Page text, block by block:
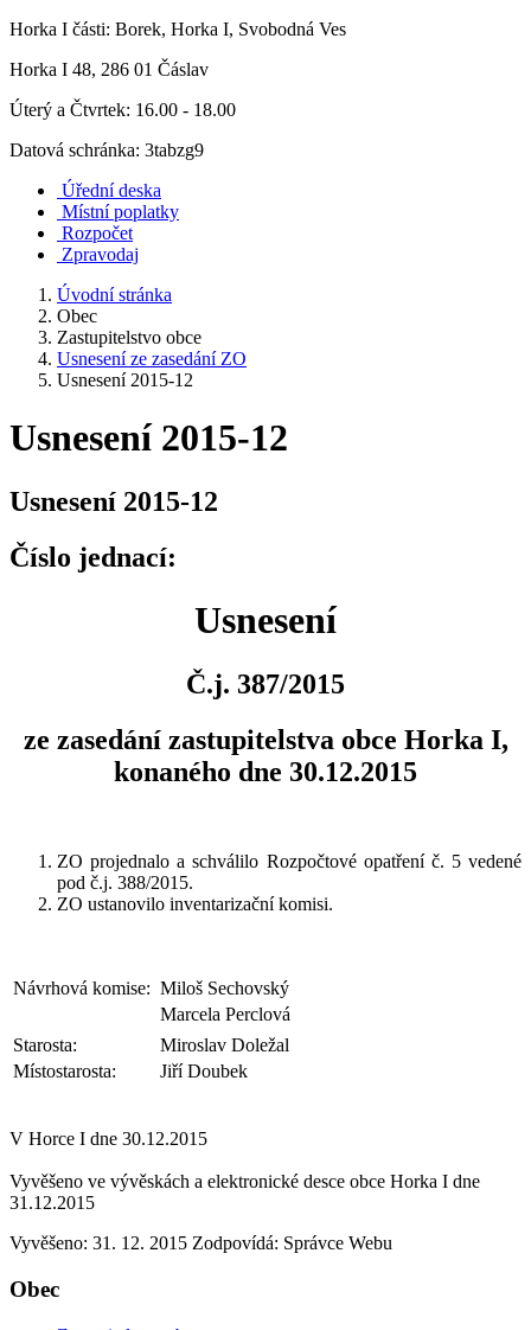
Horka I části: Borek, Horka I, Svobodná Ves
Horka I 48, 286 01 Čáslav
Úterý a Čtvrtek: 16.00 - 18.00
Datová schránka: 3tabzg9
Úřední deska
Místní poplatky
Rozpočet
Zpravodaj
Úvodní stránka
Obec
Zastupitelstvo obce
Usnesení ze zasedání ZO
Usnesení 2015-12
Usnesení 2015-12
Usnesení 2015-12
Číslo jednací:
Usnesení
Č.j. 387/2015
ze zasedání zastupitelstva obce Horka I,
konaného dne 30.12.2015
ZO projednalo a schválilo Rozpočtové opatření č. 5 vedené
pod č.j. 388/2015.
ZO ustanovilo inventarizační komisi.
Návrhová komise: Miloš Sechovský
Marcela Perclová
Starosta:
Miroslav Doležal
Místostarosta:
Jiří Doubek
V Horce I dne 30.12.2015
Vyvěšeno ve vývěskách a elektronické desce obce Horka I dne
31.12.2015
Vyvěšeno: 31. 12. 2015 Zodpovídá: Správce Webu
Obec